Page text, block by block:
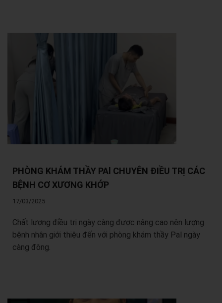
PHÒNG KHÁM THẦY PAl CHUYÊN ĐIỀU TRỊ CÁC
BỆNH CƠ XƯƠNG KHỚP
17/03/2025
Chất lượng điều trị ngày càng được nâng cao nên lượng
bệnh nhân giới thiệu đến với phòng khám thầy Pal ngày
càng đông.